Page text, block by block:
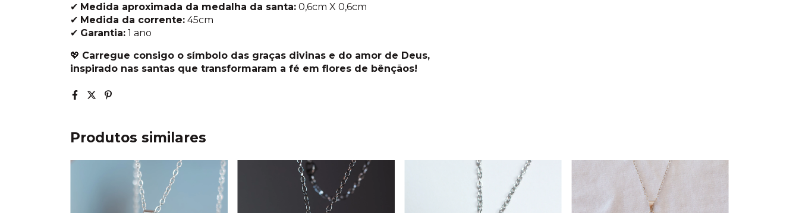
✔ Medida aproximada da medalha da santa: 0,6cm X 0,6cm
✔ Medida da corrente: 45cm
✔ Garantia: 1 ano
💖 Carregue consigo o símbolo das graças divinas e do amor de Deus,
inspirado nas santas que transformaram a fé em flores de bênçãos!
Produtos similares